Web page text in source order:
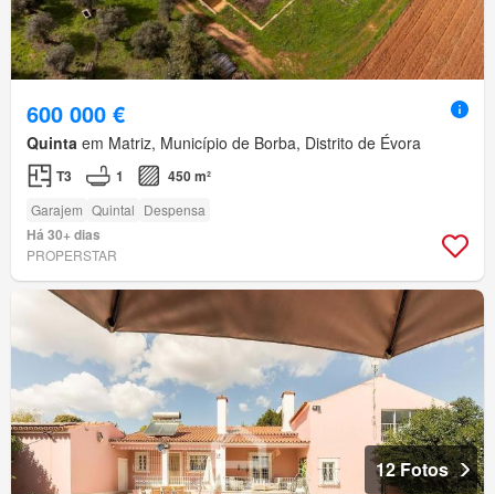
600 000 €
Quinta em Matriz, Município de Borba, Distrito de Évora
T3 1 450 m²
Garajem Quintal Despensa
Há 30+ dias
PROPERSTAR
12 Fotos